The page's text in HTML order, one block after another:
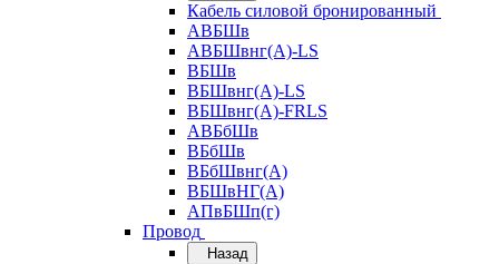
Кабель силовой бронированный
АВБШв
АВБШвнг(А)-LS
ВБШв
ВБШвнг(А)-LS
ВБШвнг(А)-FRLS
АВБбШв
ВБбШв
ВБбШвнг(А)
ВБШвНГ(А)
АПвБШп(г)
Провод
Назад